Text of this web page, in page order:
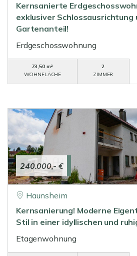
Kernsanierte
exklusiver Schlossausrichtung
Gartenanteil!
Erdgeschosswohnung
73,50 m²
WOHNFLÄCHE
2
ZIMMER
240.000,- €
Haunsheim
Kernsanierung! Moderne
Stil in einer idyllischen und
Etagenwohnung